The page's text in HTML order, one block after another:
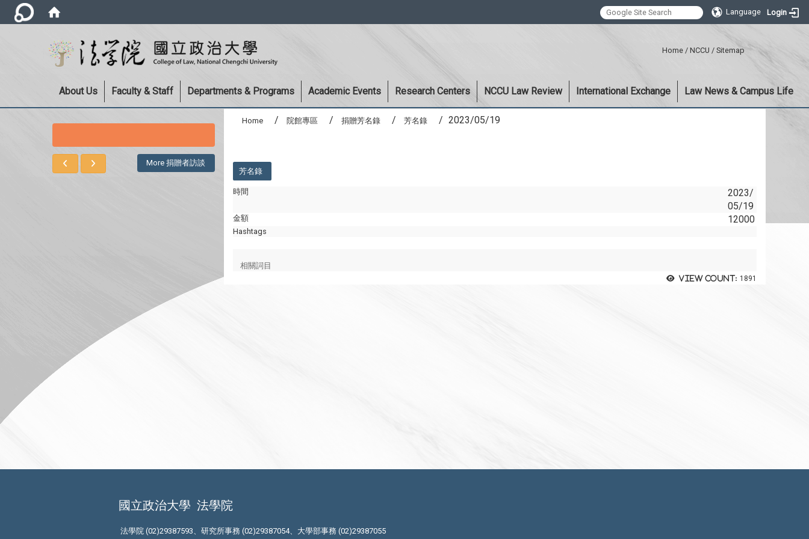
Language Login
Home / NCCU / Sitemap
About Us Faculty & Staff Departments & Programs Academic Events Research Centers NCCU Law Review International Exchange Law News & Campus Life
More 捐贈者訪談
Home 院館專區 捐贈芳名錄 芳名錄 2023/05/19
芳名錄
時間
2023/
05/19
金額 12000
Hashtags
相關詞目
View count: 1891
國立政治大學 法學院
法學院 (02)29387593、研究所事務 (02)29387054、大學部事務 (02)29387055